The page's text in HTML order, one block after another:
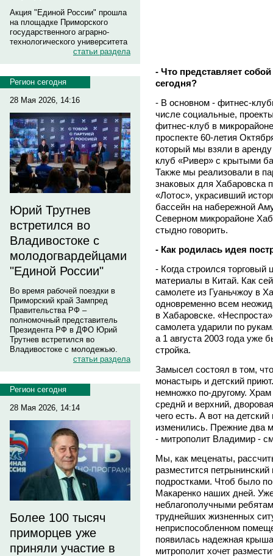
Акция "Единой России" прошла
на площадке Приморского
государственного аграрно-
технологического университета
статьи раздела
Регион сегодня
28 Мая 2026, 14:16
Юрий Трутнев
встретился во
Владивостоке с
молодогвардейцами
"Единой России"
Во время рабочей поездки в
Приморский край Зампред
Правительства РФ –
полномочный представитель
Президента РФ в ДФО Юрий
Трутнев встретился во
Владивостоке с молодежью.
статьи раздела
Регион сегодня
28 Мая 2026, 14:14
Более 100 тысяч
приморцев уже
приняли участие в
- Что представляет
сегодня?
- В основном - фитнес-
числе социальные,
фитнес-клуб в
проспекте 60-летия
который мы взяли в
клуб «Ривер» с крытыми
Также мы реализовали в
знаковых для Хабаровска
«Лотос», украсивший
бассейн на набережной
Северном микрорайоне
стыдно говорить.
- Как родилась идея
- Когда строился торговый
материалы в Китай. Как
самолете из Гуаньчжоу в
одновременно всем
в Хабаровске.
самолета ударили по
а 1 августа 2003 года уже
стройка.
Замысел состоял в том,
монастырь и детский
немножко по-другому.
среднй и верхний,
чего есть. А вот на
изменились. Прежние два
- митрополит Владимир -
Мы, как меценаты,
разместится
подростками. Чтоб было
Макаренко наших дней.
неблагополучными
труднейших жизненных
неприспособленном
появилась надежная
митрополит хочет